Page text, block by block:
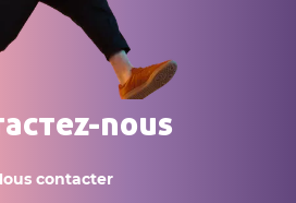
nous
contacter